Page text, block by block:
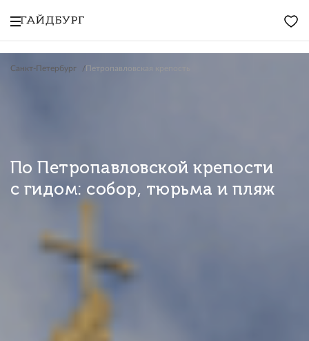
Санкт-Петербург Петропавловская крепость
По Петропавловской крепости
с гидом: собор, тюрьма и пляж